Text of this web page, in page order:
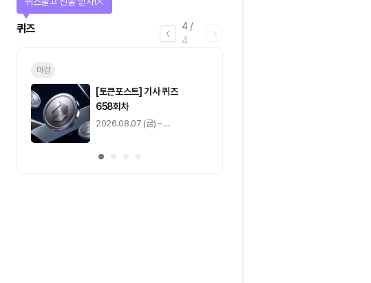
4 /
4
퀴즈
마감
[토큰포스트] 기사 퀴즈
658회차
2026.08.07 (금) ~